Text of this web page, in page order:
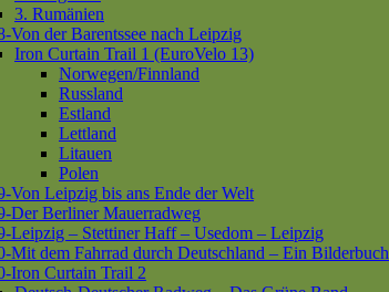
3. Rumänien
Von der Barentssee nach Leipzig
Iron Curtain Trail 1 (EuroVelo 13)
Norwegen/Finnland
Russland
Estland
Lettland
Litauen
Polen
Von Leipzig bis ans Ende der Welt
Der Berliner Mauerradweg
Leipzig – Stettiner Haff – Usedom – Leipzig
Mit dem Fahrrad durch Deutschland – Ein Bilderbuch
Iron Curtain Trail 2